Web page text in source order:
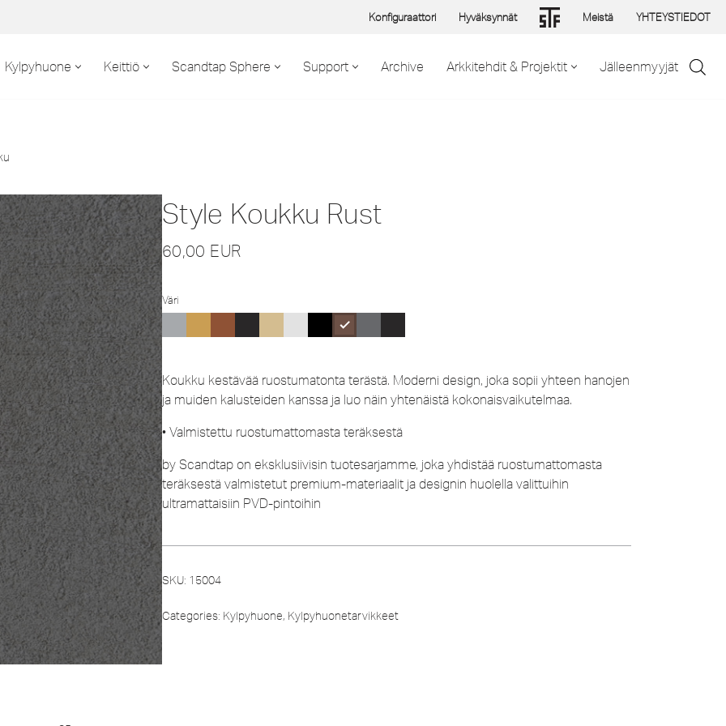
Konfiguraattori Hyväksynnät Meistä YHTEYSTIEDOT
Kylpyhuone Keittiö Scandtap Sphere Support Archive Arkkitehdit & Projektit Jälleenmyyjät
Style Koukku Rust
60,00 EUR
Väri
Koukku kestävää ruostumatonta terästä. Moderni design, joka sopii yhteen hanojen
ja muiden kalusteiden kanssa ja luo näin yhtenäistä kokonaisvaikutelmaa.
• Valmistettu ruostumattomasta teräksestä
by Scandtap on eksklusiivisin tuotesarjamme, joka yhdistää ruostumattomasta
teräksestä valmistetut premium-materiaalit ja designin huolella valittuihin
ultramattaisiin PVD-pintoihin
SKU: 15004
Categories: Kylpyhuone, Kylpyhuonetarvikkeet